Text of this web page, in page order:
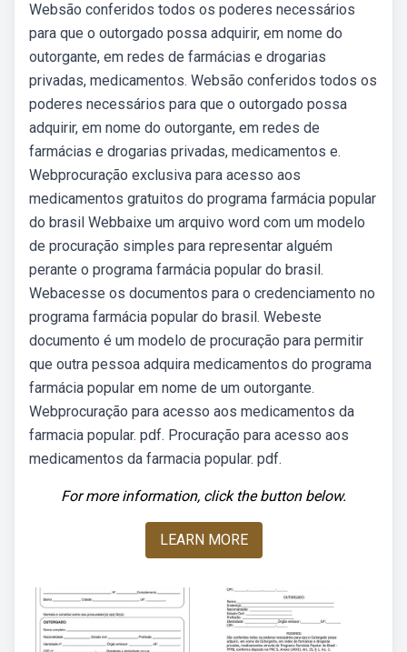
Websão conferidos todos os poderes necessários
para que o outorgado possa adquirir, em nome do
outorgante, em redes de farmácias e drogarias
privadas, medicamentos. Websão conferidos todos os
poderes necessários para que o outorgado possa
adquirir, em nome do outorgante, em redes de
farmácias e drogarias privadas, medicamentos e.
Webprocuração exclusiva para acesso aos
medicamentos gratuitos do programa farmácia popular
do brasil Webbaixe um arquivo word com um modelo
de procuração simples para representar alguém
perante o programa farmácia popular do brasil.
Webacesse os documentos para o credenciamento no
programa farmácia popular do brasil. Webeste
documento é um modelo de procuração para permitir
que outra pessoa adquira medicamentos do programa
farmácia popular em nome de um outorgante.
Webprocuração para acesso aos medicamentos da
farmacia popular. pdf. Procuração para acesso aos
medicamentos da farmacia popular. pdf.
For more information, click the button below.
LEARN MORE